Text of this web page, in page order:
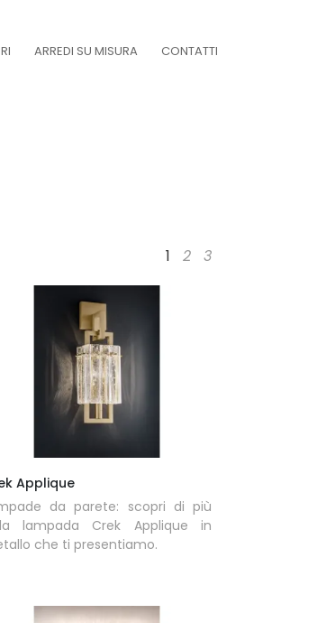
ARREDI SU MISURA CONTATTI
1 2 3
Applique
da parete: scopri di più
lampada Crek Applique in
che ti presentiamo.